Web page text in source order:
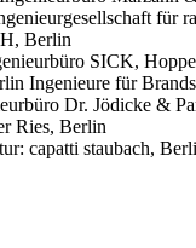
für
Berlin
SICK,
Ingenieure für
Dr. Jödicke &
Ries, Berlin
capatti staubach,